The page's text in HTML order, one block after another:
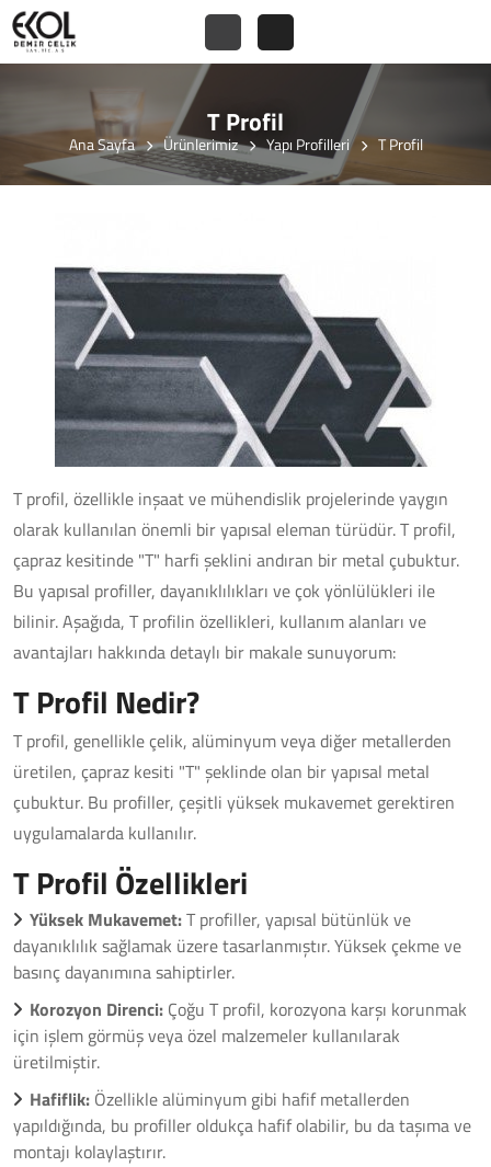
T Profil
Ana Sayfa Ürünlerimiz Yapı Profilleri T Profil
T profil, özellikle inşaat ve mühendislik projelerinde yaygın
olarak kullanılan önemli bir yapısal eleman türüdür. T profil,
çapraz kesitinde "T" harfi şeklini andıran bir metal çubuktur.
Bu yapısal profiller, dayanıklılıkları ve çok yönlülükleri ile
bilinir. Aşağıda, T profilin özellikleri, kullanım alanları ve
avantajları hakkında detaylı bir makale sunuyorum:
T Profil Nedir?
T profil, genellikle çelik, alüminyum veya diğer metallerden
üretilen, çapraz kesiti "T" şeklinde olan bir yapısal metal
çubuktur. Bu profiller, çeşitli yüksek mukavemet gerektiren
uygulamalarda kullanılır.
T Profil Özellikleri
Yüksek Mukavemet:T profiller, yapısal bütünlük ve
dayanıklılık sağlamak üzere tasarlanmıştır. Yüksek çekme ve
basınç dayanımına sahiptirler.
Korozyon Direnci: Çoğu T profil, korozyona karşı korunmak
için işlem görmüş veya özel malzemeler kullanılarak
üretilmiştir.
Hafiflik: Özellikle alüminyum gibi hafif metallerden
yapıldığında, bu profiller oldukça hafif olabilir, bu da taşıma ve
montajı kolaylaştırır.